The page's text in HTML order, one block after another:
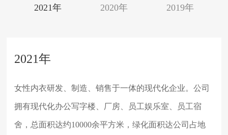
2021年 2020年 2019年
2021年
女性内衣研发、制造、销售于一体的现代化企业。公司
拥有现代化办公写字楼、厂房、员工娱乐室、员工宿
舍，总面积达约10000余平方米，绿化面积达公司占地